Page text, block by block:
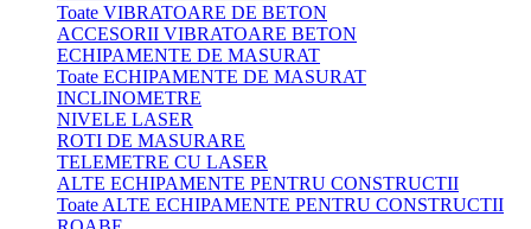
Toate VIBRATOARE DE BETON
ACCESORII VIBRATOARE BETON
ECHIPAMENTE DE MASURAT
Toate ECHIPAMENTE DE MASURAT
INCLINOMETRE
NIVELE LASER
ROTI DE MASURARE
TELEMETRE CU LASER
ALTE ECHIPAMENTE PENTRU CONSTRUCTII
Toate ALTE ECHIPAMENTE PENTRU CONSTRUCTII